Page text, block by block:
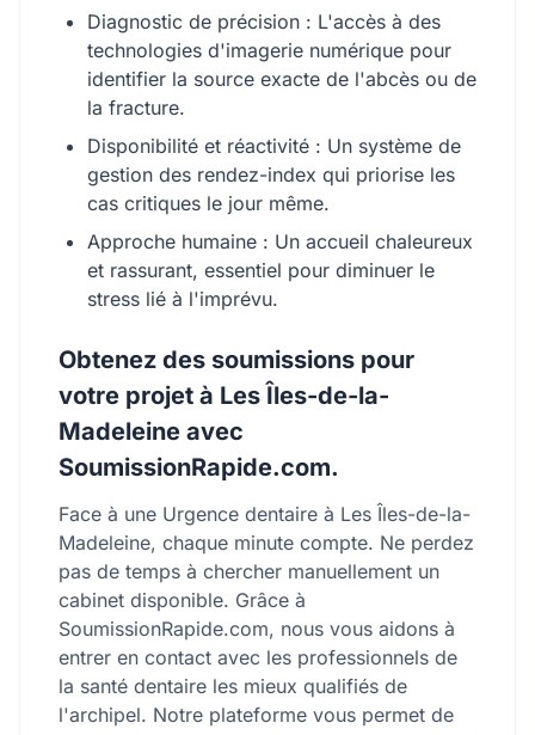
Diagnostic de précision : L'accès à des
technologies d'imagerie numérique pour
identifier la source exacte de l'abcès ou de
la fracture.
Disponibilité et réactivité : Un système de
gestion des rendez-index qui priorise les
cas critiques le jour même.
Approche humaine : Un accueil chaleureux
et rassurant, essentiel pour diminuer le
stress lié à l'imprévu.
Obtenez des soumissions pour
votre projet à Les Îles-de-la-
Madeleine avec
SoumissionRapide.com.
Face à une Urgence dentaire à Les Îles-de-la-
Madeleine, chaque minute compte. Ne perdez
pas de temps à chercher manuellement un
cabinet disponible. Grâce à
SoumissionRapide.com, nous vous aidons à
entrer en contact avec les professionnels de
la santé dentaire les mieux qualifiés de
l'archipel. Notre plateforme vous permet de